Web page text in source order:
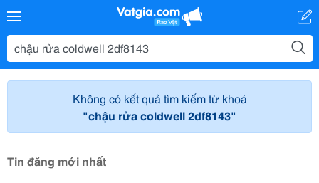
Không có kết quả tìm kiếm từ khoá
"chậu rửa coldwell 2df8143"
Tin đăng mới nhất